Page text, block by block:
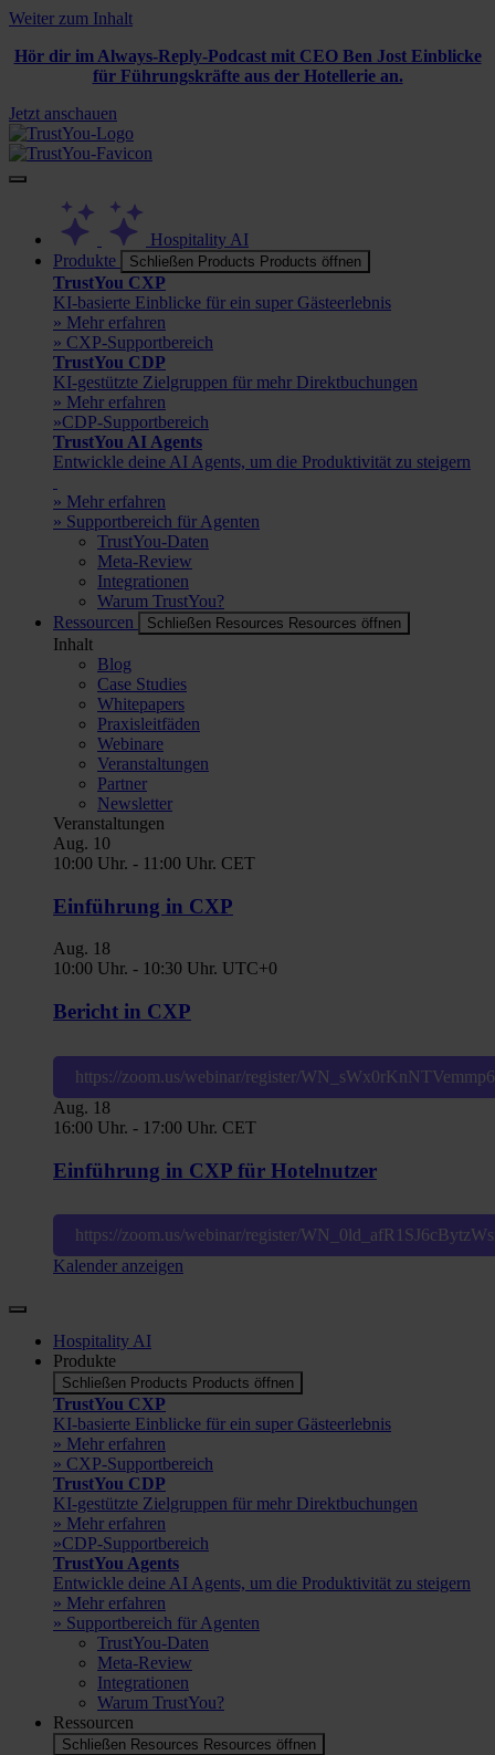
Weiter zum Inhalt
Hör dir im Always-Reply-Podcast mit CEO Ben Jost Einblicke
für Führungskräfte aus der Hotellerie an.
Jetzt anschauen
Hospitality AI
Produkte
Schließen Products Products öffnen
TrustYou CXP
KI-basierte Einblicke für ein super Gästeerlebnis
» Mehr erfahren
» CXP-Supportbereich
TrustYou CDP
KI-gestützte Zielgruppen für mehr Direktbuchungen
» Mehr erfahren
»CDP-Supportbereich
TrustYou AI Agents
Entwickle deine AI Agents, um die Produktivität zu steigern
» Mehr erfahren
» Supportbereich für Agenten
TrustYou-Daten
Meta-Review
Integrationen
Warum TrustYou?
Ressourcen
Schließen Resources Resources öffnen
Inhalt
Blog
Case Studies
Whitepapers
Praxisleitfäden
Webinare
Veranstaltungen
Partner
Newsletter
Veranstaltungen
Aug. 10
10:00 Uhr. - 11:00 Uhr. CET
Einführung in CXP
Aug. 18
10:00 Uhr. - 10:30 Uhr. UTC+0
Bericht in CXP
https://zoom.us/webinar/register/
Aug. 18
16:00 Uhr. - 17:00 Uhr. CET
Einführung in CXP für Hotelnutzer
https://zoom.us/webinar/register/
Kalender anzeigen
Hospitality AI
Produkte
Schließen Products Products öffnen
TrustYou CXP
KI-basierte Einblicke für ein super Gästeerlebnis
» Mehr erfahren
» CXP-Supportbereich
TrustYou CDP
KI-gestützte Zielgruppen für mehr Direktbuchungen
» Mehr erfahren
»CDP-Supportbereich
TrustYou Agents
Entwickle deine AI Agents, um die Produktivität zu steigern
» Mehr erfahren
» Supportbereich für Agenten
TrustYou-Daten
Meta-Review
Integrationen
Warum TrustYou?
Ressourcen
Schließen Resources Resources öffnen